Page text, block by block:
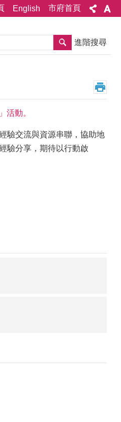
English 市府首頁
搜尋 進階搜尋
活動。
驗交流與資源串聯，協助地
驗分享，期待以行動啟